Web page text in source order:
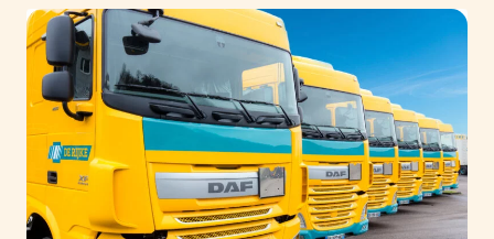
SUR
NOTRE
–
ÉDITION
2025
!